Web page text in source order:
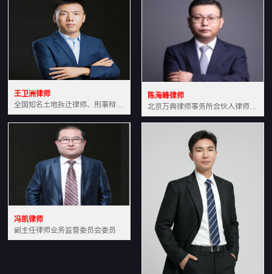
王卫洲律师
全国知名土地拆迁律师、刑事辩护律师北京万典律师事务所主任中国法学会会员北京市行政法研究会理事
陈海峰律师
北京万典律师事务所合伙人律师土地房产专业资深律师
冯凯律师
副主任律师业务监督委员会委员